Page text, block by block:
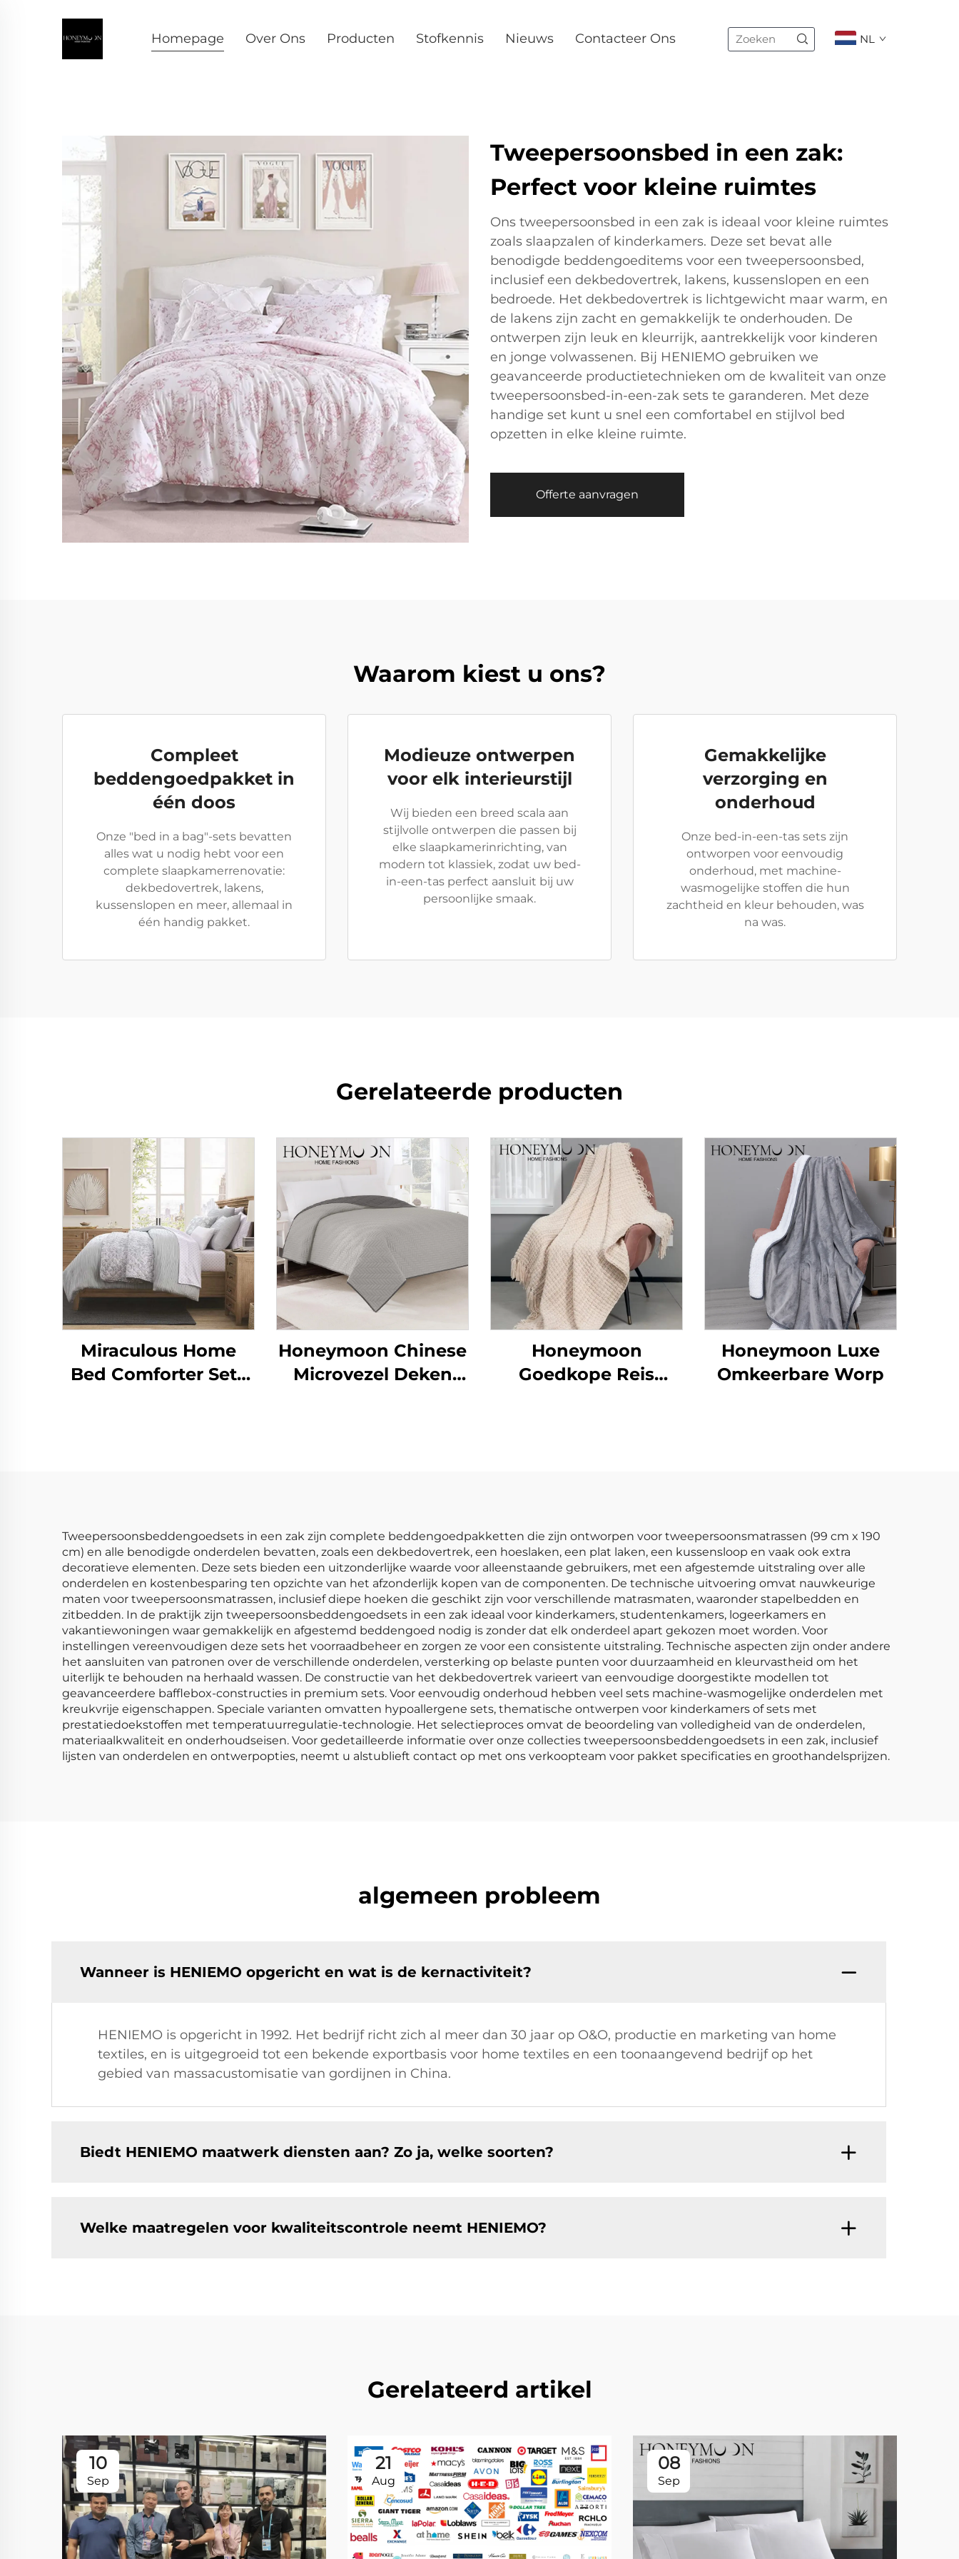
Homepage Over Ons Producten Stofkennis Nieuws Contacteer Ons NL
Tweepersoonsbed in een zak:
Perfect voor kleine ruimtes
Ons tweepersoonsbed in een zak is ideaal voor kleine ruimtes
zoals slaapzalen of kinderkamers. Deze set bevat alle
benodigde beddengoeditems voor een tweepersoonsbed,
inclusief een dekbedovertrek, lakens, kussenslopen en een
bedroede. Het dekbedovertrek is lichtgewicht maar warm, en
de lakens zijn zacht en gemakkelijk te onderhouden. De
ontwerpen zijn leuk en kleurrijk, aantrekkelijk voor kinderen
en jonge volwassenen. Bij HENIEMO gebruiken we
geavanceerde productietechnieken om de kwaliteit van onze
tweepersoonsbed-in-een-zak sets te garanderen. Met deze
handige set kunt u snel een comfortabel en stijlvol bed
opzetten in elke kleine ruimte.
Offerte aanvragen
Waarom kiest u ons?
Compleet
beddengoedpakket in
één doos
Onze "bed in a bag"-sets bevatten
alles wat u nodig hebt voor een
complete slaapkamerrenovatie:
dekbedovertrek, lakens,
kussenslopen en meer, allemaal in
één handig pakket.
Modieuze ontwerpen
voor elk interieurstijl
Wij bieden een breed scala aan
stijlvolle ontwerpen die passen bij
elke slaapkamerinrichting, van
modern tot klassiek, zodat uw bed-
in-een-tas perfect aansluit bij uw
persoonlijke smaak.
Gemakkelijke
verzorging en
onderhoud
Onze bed-in-een-tas sets zijn
ontworpen voor eenvoudig
onderhoud, met machine-
wasmogelijke stoffen die hun
zachtheid en kleur behouden, was
na was.
Gerelateerde producten
Miraculous Home
Bed Comforter Sets
Honeymoon Chinese
Microvezel Deken
Honeymoon
Goedkope Reis
Honeymoon Luxe
Omkeerbare Worp
Tweepersoonsbeddengoedsets in een zak zijn complete beddengoedpakketten die zijn ontworpen voor tweepersoonsmatrassen (99 cm x 190
cm) en alle benodigde onderdelen bevatten, zoals een dekbedovertrek, een hoeslaken, een plat laken, een kussensloop en vaak ook extra
decoratieve elementen. Deze sets bieden een uitzonderlijke waarde voor alleenstaande gebruikers, met een afgestemde uitstraling over alle
onderdelen en kostenbesparing ten opzichte van het afzonderlijk kopen van de componenten. De technische uitvoering omvat nauwkeurige
maten voor tweepersoonsmatrassen, inclusief diepe hoeken die geschikt zijn voor verschillende matrasmaten, waaronder stapelbedden en
zitbedden. In de praktijk zijn tweepersoonsbeddengoedsets in een zak ideaal voor kinderkamers, studentenkamers, logeerkamers en
vakantiewoningen waar gemakkelijk en afgestemd beddengoed nodig is zonder dat elk onderdeel apart gekozen moet worden. Voor
instellingen vereenvoudigen deze sets het voorraadbeheer en zorgen ze voor een consistente uitstraling. Technische aspecten zijn onder andere
het aansluiten van patronen over de verschillende onderdelen, versterking op belaste punten voor duurzaamheid en kleurvastheid om het
uiterlijk te behouden na herhaald wassen. De constructie van het dekbedovertrek varieert van eenvoudige doorgestikte modellen tot
geavanceerdere bafflebox-constructies in premium sets. Voor eenvoudig onderhoud hebben veel sets machine-wasmogelijke onderdelen met
kreukvrije eigenschappen. Speciale varianten omvatten hypoallergene sets, thematische ontwerpen voor kinderkamers of sets met
prestatiedoekstoffen met temperatuurregulatie-technologie. Het selectieproces omvat de beoordeling van volledigheid van de onderdelen,
materiaalkwaliteit en onderhoudseisen. Voor gedetailleerde informatie over onze collecties tweepersoonsbeddengoedsets in een zak, inclusief
lijsten van onderdelen en ontwerpopties, neemt u alstublieft contact op met ons verkoopteam voor pakket specificaties en groothandelsprijzen.
algemeen probleem
Wanneer is HENIEMO opgericht en wat is de kernactiviteit?
HENIEMO is opgericht in 1992. Het bedrijf richt zich al meer dan 30 jaar op O&O, productie en marketing van home
textiles, en is uitgegroeid tot een bekende exportbasis voor home textiles en een toonaangevend bedrijf op het
gebied van massacustomisatie van gordijnen in China.
Biedt HENIEMO maatwerk diensten aan? Zo ja, welke soorten?
Welke maatregelen voor kwaliteitscontrole neemt HENIEMO?
Gerelateerd artikel
10
Sep
21
Aug
08
Sep